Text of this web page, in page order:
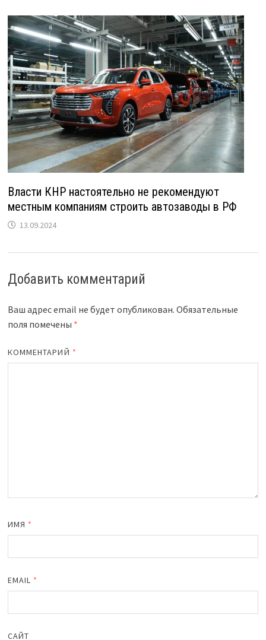
Власти КНР настоятельно не рекомендуют
местным компаниям строить автозаводы в РФ
13.09.2024
Добавить комментарий
Ваш адрес email не будет опубликован. Обязательные
поля помечены *
КОММЕНТАРИЙ *
ИМЯ *
EMAIL *
САЙТ